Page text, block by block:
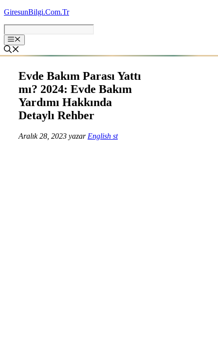
İçeriğe
GiresunBilgi.Com.Tr
Evde Bakım Parası Yattı
mı? 2024: Evde Bakım
Yardımı Hakkında
Detaylı Rehber
Aralık 28, 2023 yazar English st